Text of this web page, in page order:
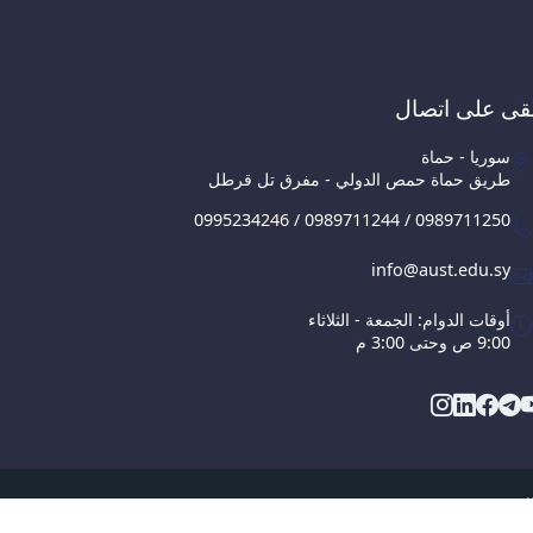
على اتصال
سوريا - حماة
طريق حماة حمص الدولي - مفرق تل قرطل
0995234246 / 0989711244 / 0989711250
info@aust.edu.sy
أوقات الدوام: الجمعة - الثلاثاء
9:00 ص وحتى 3:00 م